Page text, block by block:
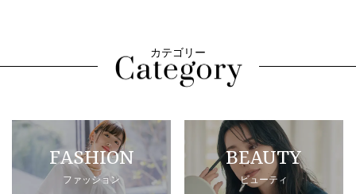
カテゴリー
FASHION
ファッション
BEAUTY
ビューティ